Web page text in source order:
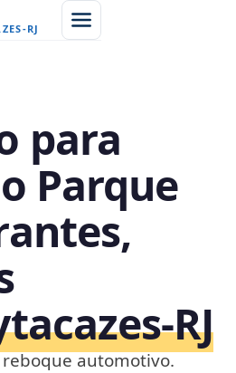
-RJ
para
Parque
automotivo.